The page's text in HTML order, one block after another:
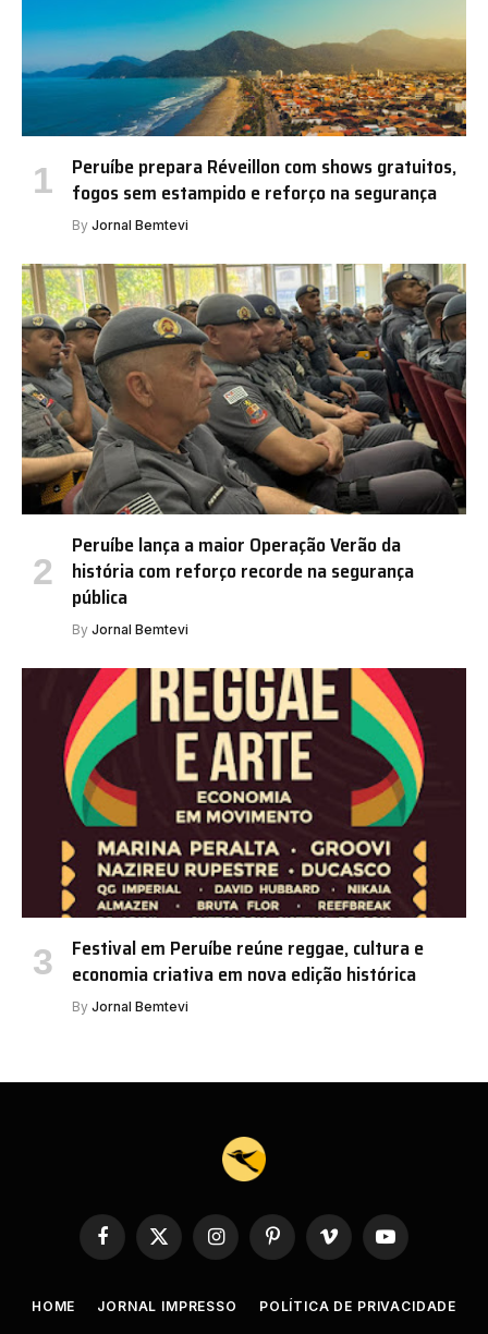
Peruíbe prepara Réveillon com shows gratuitos,
fogos sem estampido e reforço na segurança
By Jornal Bemtevi
Peruíbe lança a maior Operação Verão da
história com reforço recorde na segurança
pública
By Jornal Bemtevi
Festival em Peruíbe reúne reggae, cultura e
economia criativa em nova edição histórica
By Jornal Bemtevi
Facebook
X
(Twitter)
InstagramPinterestVimeo YouTube
HOME JORNAL IMPRESSO POLÍTICA DE PRIVACIDADE